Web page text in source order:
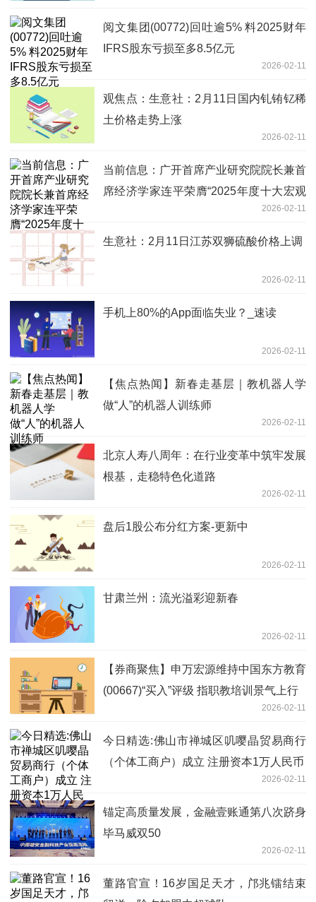
阅文集团(00772)回吐逾5% 料2025财年
IFRS股东亏损至多8.5亿元
2026-02-11
观焦点：生意社：2月11日国内钆铕钇稀
土价格走势上涨
2026-02-11
当前信息：广开首席产业研究院院长兼首
席经济学家连平荣膺“2025年度十大宏观
2026-02-11
生意社：2月11日江苏双狮硫酸价格上调
2026-02-11
手机上80%的App面临失业？_速读
2026-02-11
【焦点热闻】新春走基层｜教机器人学
做“人”的机器人训练师
2026-02-11
北京人寿八周年：在行业变革中筑牢发展
根基，走稳特色化道路
2026-02-11
盘后1股公布分红方案-更新中
2026-02-11
甘肃兰州：流光溢彩迎新春
2026-02-11
【券商聚焦】申万宏源维持中国东方教育
(00667)“买入”评级 指职教培训景气上行
2026-02-11
今日精选:佛山市禅城区叽嘤晶贸易商行
（个体工商户）成立 注册资本1万人民币
2026-02-11
​锚定高质量发展，金融壹账通第八次跻身
毕马威双50
2026-02-11
董路官宣！16岁国足天才，邝兆镭结束